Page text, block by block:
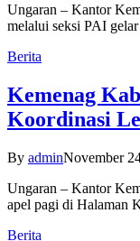
Ungaran – Kantor
melalui seksi PAI
Berita
Kemenag
Koordinasi
By adminNovember
Ungaran – Kantor
apel pagi di Halaman
Berita